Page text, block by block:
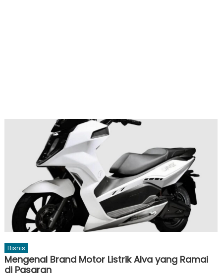
Bisnis
Mengenal Brand Motor Listrik Alva yang Ramai
di Pasaran